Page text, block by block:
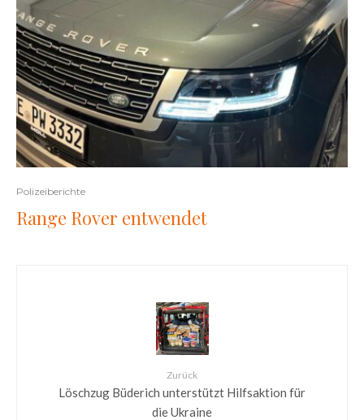
Polizeiberichte
Range Rover entwendet
Zurück
Löschzug Büderich unterstützt Hilfsaktion für
die Ukraine